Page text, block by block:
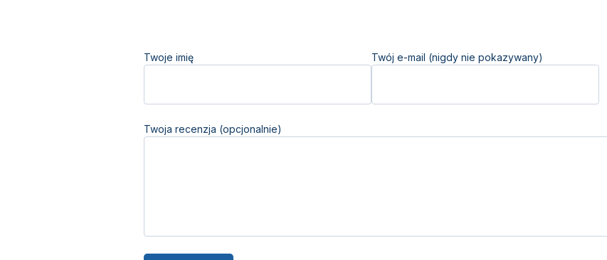
Twoje imię Twój e-mail (nigdy nie pokazywany)
Twoja recenzja (opcjonalnie)